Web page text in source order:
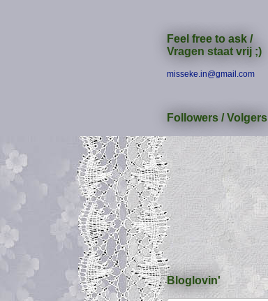
Feel free to ask /
Vragen staat vrij ;)
misseke.in@gmail.com
Followers / Volgers
Bloglovin'